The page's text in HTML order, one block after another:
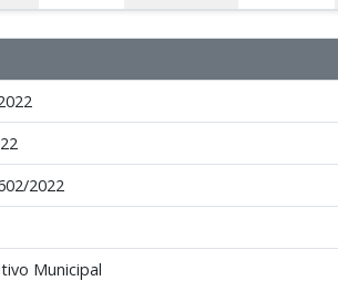
2022
Municipal